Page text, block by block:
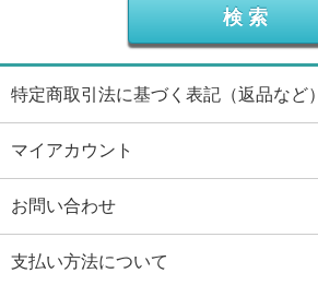
特定商取引法に基づく表記（返品など）
マイアカウント
お問い合わせ
支払い方法について